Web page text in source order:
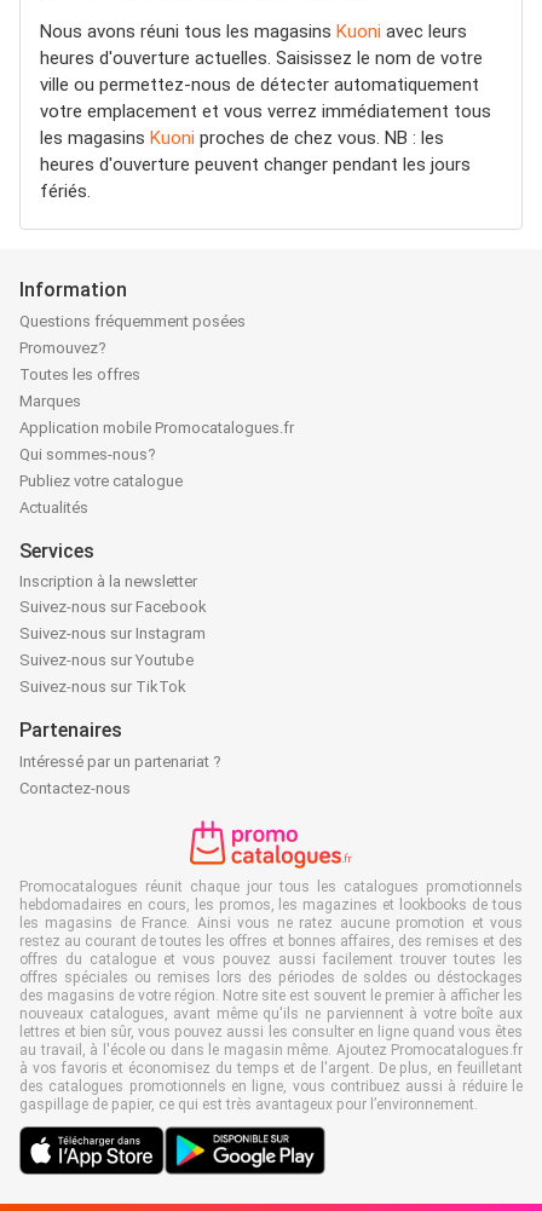
Nous avons réuni tous les magasins Kuoni avec leurs
heures d'ouverture actuelles. Saisissez le nom de votre
ville ou permettez-nous de détecter automatiquement
votre emplacement et vous verrez immédiatement tous
les magasins Kuoni proches de chez vous. NB : les
heures d'ouverture peuvent changer pendant les jours
fériés.
Information
Questions fréquemment posées
Promouvez?
Toutes les offres
Marques
Application mobile Promocatalogues.fr
Qui sommes-nous?
Publiez votre catalogue
Actualités
Services
Inscription à la newsletter
Suivez-nous sur Facebook
Suivez-nous sur Instagram
Suivez-nous sur Youtube
Suivez-nous sur TikTok
Partenaires
Intéressé par un partenariat ?
Contactez-nous
Promocatalogues réunit chaque jour tous les catalogues promotionnels
hebdomadaires en cours, les promos, les magazines et lookbooks de tous
les magasins de France. Ainsi vous ne ratez aucune promotion et vous
restez au courant de toutes les offres et bonnes affaires, des remises et des
offres du catalogue et vous pouvez aussi facilement trouver toutes les
offres spéciales ou remises lors des périodes de soldes ou déstockages
des magasins de votre région. Notre site est souvent le premier à afficher les
nouveaux catalogues, avant même qu'ils ne parviennent à votre boîte aux
lettres et bien sûr, vous pouvez aussi les consulter en ligne quand vous êtes
au travail, à l'école ou dans le magasin même. Ajoutez Promocatalogues.fr
à vos favoris et économisez du temps et de l'argent. De plus, en feuilletant
des catalogues promotionnels en ligne, vous contribuez aussi à réduire le
gaspillage de papier, ce qui est très avantageux pour l’environnement.